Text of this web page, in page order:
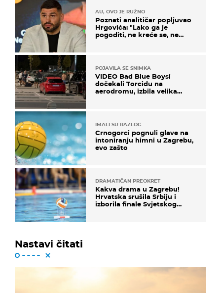
AU, OVO JE RUŽNO
Poznati analitičar popljuvao
Hrgovića: "Lako ga je
pogoditi, ne kreće se, ne
POJAVILA SE SNIMKA
VIDEO Bad Blue Boysi
dočekali Torcidu na
aerodromu, izbila velika
IMALI SU RAZLOG
Crnogorci pognuli glave na
intoniranju himni u Zagrebu,
evo zašto
DRAMATIČAN PREOKRET
Kakva drama u Zagrebu!
Hrvatska srušila Srbiju i
izborila finale Svjetskog
Nastavi čitati